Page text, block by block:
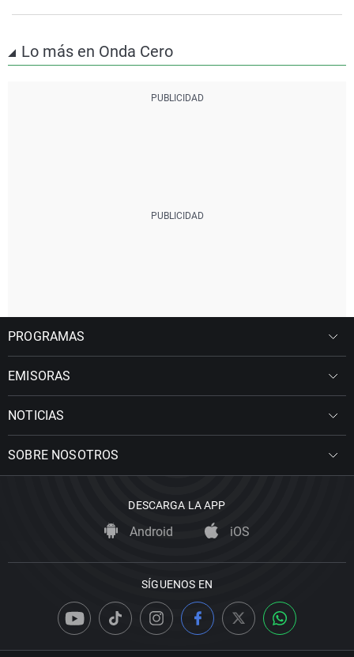
Lo más en Onda Cero
PROGRAMAS
EMISORAS
NOTICIAS
SOBRE NOSOTROS
DESCARGA LA APP
Android iOS
SÍGUENOS EN